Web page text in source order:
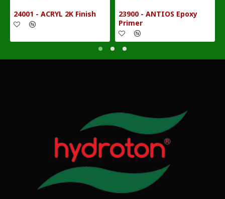
24001 - ACRYL 2K Finish
23900 - ANTIOS Epoxy
Primer